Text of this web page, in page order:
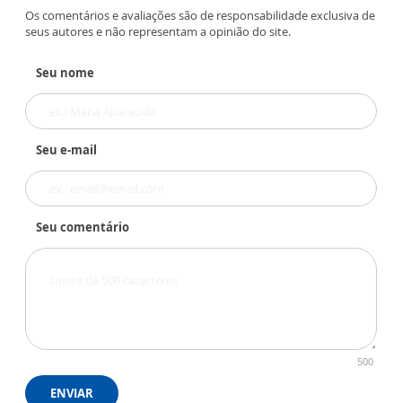
Os comentários e avaliações são de responsabilidade exclusiva de
seus autores e não representam a opinião do site.
Seu nome
Seu e-mail
Seu comentário
500
ENVIAR